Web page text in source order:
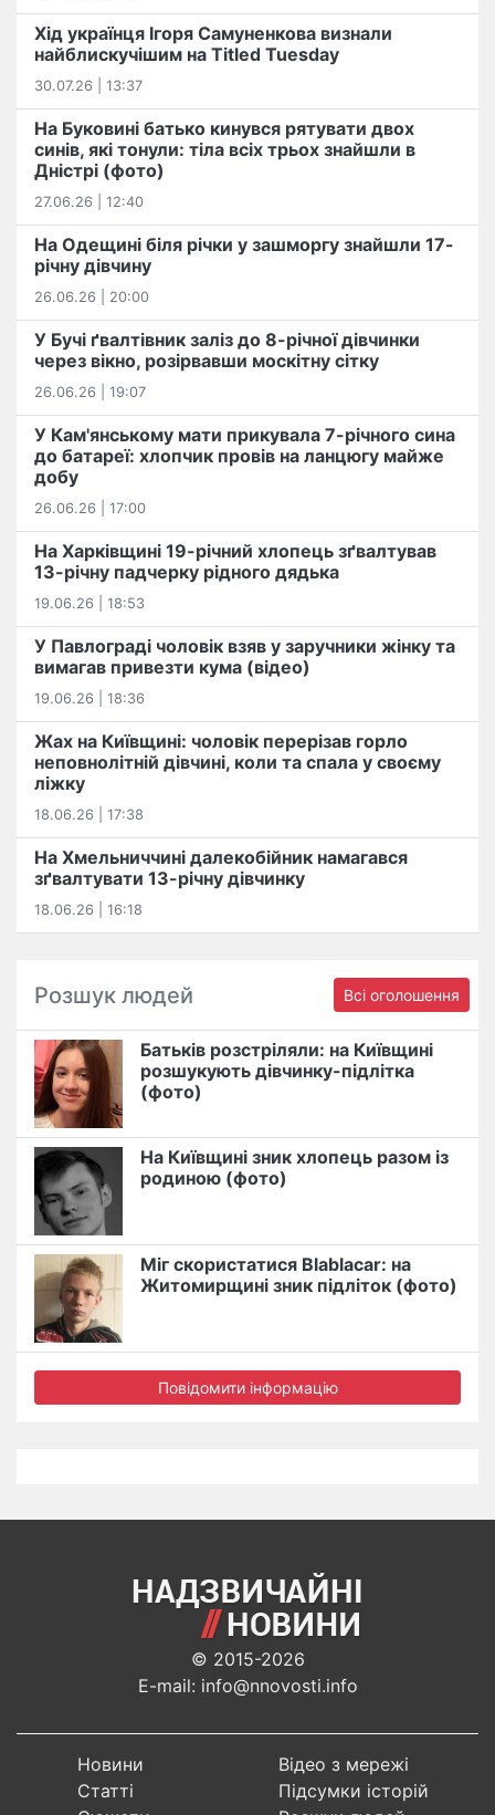
Хід українця Ігоря Самуненкова визнали
найблискучішим на Titled Tuesday
30.07.26 | 13:37
На Буковині батько кинувся рятувати двох
синів, які тонули: тіла всіх трьох знайшли в
Дністрі (фото)
27.06.26 | 12:40
На Одещині біля річки у зашморгу знайшли 17-
річну дівчину
26.06.26 | 20:00
У Бучі ґвалтівник заліз до 8-річної дівчинки
через вікно, розірвавши москітну сітку
26.06.26 | 19:07
У Кам'янському мати прикувала 7-річного сина
до батареї: хлопчик провів на ланцюгу майже
добу
26.06.26 | 17:00
На Харківщині 19-річний хлопець​ ️зґвалтував
13-річну падчерку рідного дядька
19.06.26 | 18:53
У Павлограді чоловік взяв у заручники жінку та
вимагав привезти кума (відео)
19.06.26 | 18:36
Жах на Київщині: чоловік перерізав горло
неповнолітній дівчині, коли та спала у своєму
ліжку
18.06.26 | 17:38
На Хмельниччині далекобійник намагався
зґвалтувати 13-річну дівчинку
18.06.26 | 16:18
Розшук людей Всі оголошення
Батьків розстріляли: на Київщині
розшукують дівчинку-підлітка
(фото)
На Київщині зник хлопець разом із
родиною (фото)
Міг скористатися Blablacar: на
Житомирщині зник підліток (фото)
Повідомити інформацію
© 2015-2026
E-mail: info@nnovosti.info
Новини
Статті
Відео з мережі
Підсумки історій